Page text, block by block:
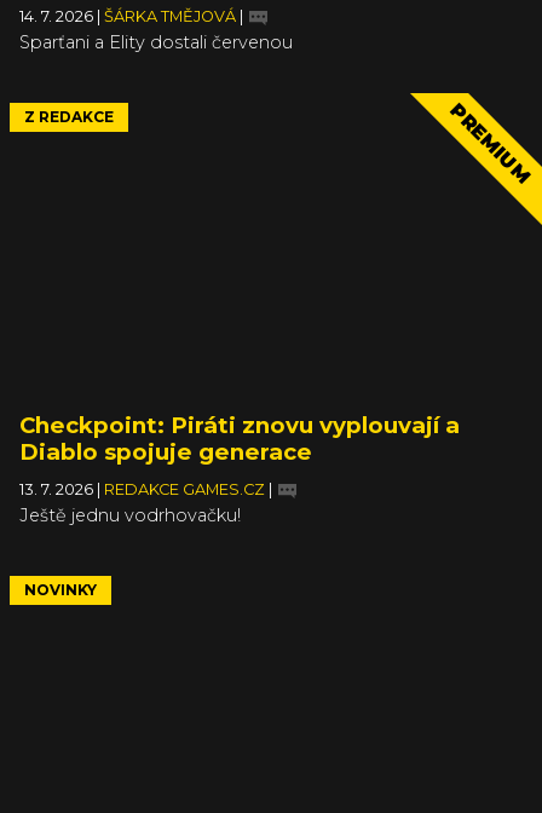
14. 7. 2026 ŠÁRKA TMĚJOVÁ
Sparťani a Elity dostali červenou
Z REDAKCE PREMIUM
Checkpoint: Piráti znovu vyplouvají a
Diablo spojuje generace
13. 7. 2026 REDAKCE GAMES.CZ
Ještě jednu vodrhovačku!
NOVINKY